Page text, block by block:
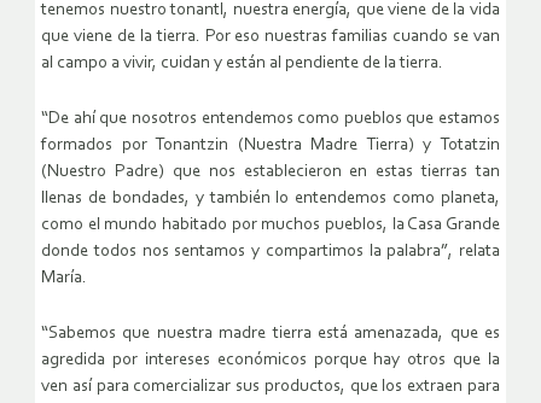
tenemos nuestro tonantl, nuestra energía, que viene de la vida
que viene de la tierra. Por eso nuestras familias cuando se van
al campo a vivir, cuidan y están al pendiente de la tierra.
“De ahí que nosotros entendemos como pueblos que estamos
formados por Tonantzin (Nuestra Madre Tierra) y Totatzin
(Nuestro Padre) que nos establecieron en estas tierras tan
llenas de bondades, y también lo entendemos como planeta,
como el mundo habitado por muchos pueblos, la Casa Grande
donde todos nos sentamos y compartimos la palabra”, relata
María.
“Sabemos que nuestra madre tierra está amenazada, que es
agredida por intereses económicos porque hay otros que la
ven así para comercializar sus productos, que los extraen para